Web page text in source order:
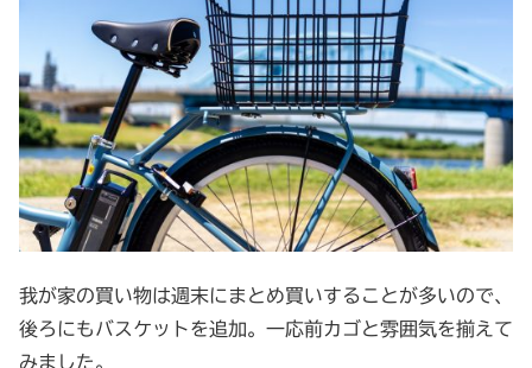
我が家の買い物は週末にまとめ買いすることが多いので、
後ろにもバスケットを追加。一応前カゴと雰囲気を揃えて
みました。